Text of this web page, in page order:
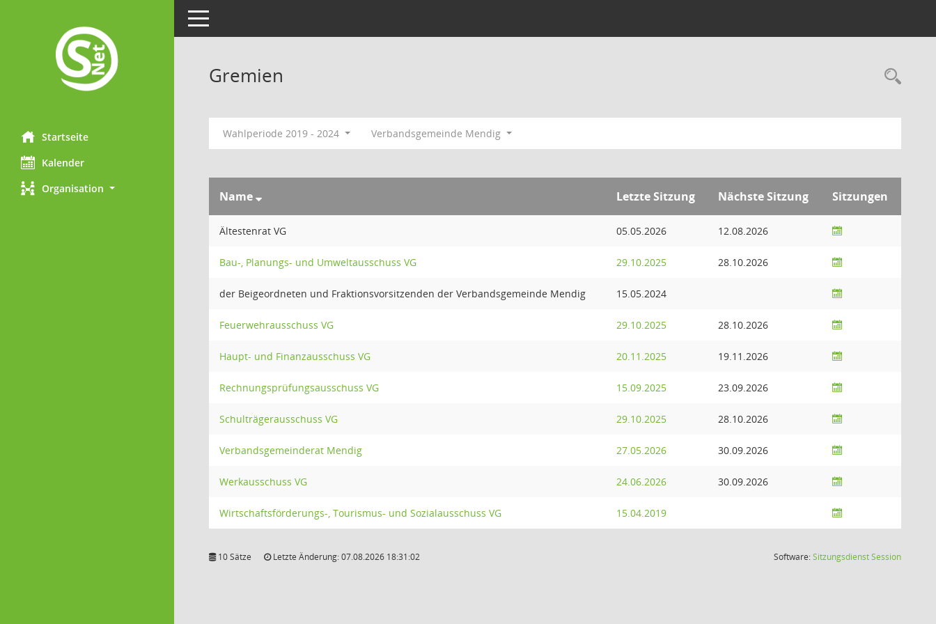
Startseite
Kalender
Organisation
Toggle navigation
Gremien
Wahlperiode 2019 - 2024 Verbandsgemeinde Mendig
Name Letzte Sitzung Nächste Sitzung Sitzungen
Ältestenrat VG 05.05.2026 12.08.2026
Bau-, Planungs- und Umweltausschuss VG 29.10.2025 28.10.2026
der Beigeordneten und Fraktionsvorsitzenden der Verbandsgemeinde Mendig 15.05.2024
Feuerwehrausschuss VG 29.10.2025 28.10.2026
Haupt- und Finanzausschuss VG 20.11.2025 19.11.2026
Rechnungsprüfungsausschuss VG 15.09.2025 23.09.2026
Schulträgerausschuss VG 29.10.2025 28.10.2026
Verbandsgemeinderat Mendig 27.05.2026 30.09.2026
Werkausschuss VG 24.06.2026 30.09.2026
Wirtschaftsförderungs-, Tourismus- und Sozialausschuss VG 15.04.2019
10 Sätze Letzte Änderung: 07.08.2026 18:31:02 Software:SitzungsdienstSession(Wird in